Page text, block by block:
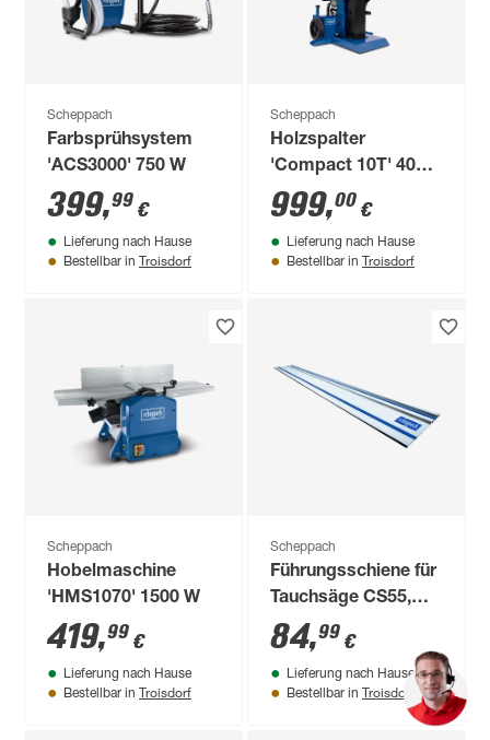
Scheppach
Farbsprühsystem
'ACS3000' 750 W
399,99 €
Lieferung nach Hause
Bestellbar in Troisdorf
Scheppach
Holzspalter
'Compact 10T' 400 V
3500 W
999,00 €
Lieferung nach Hause
Bestellbar in Troisdorf
Scheppach
Hobelmaschine
'HMS1070' 1500 W
419,99 €
Lieferung nach Hause
Bestellbar in Troisdorf
Scheppach
Führungsschiene für
Tauchsäge CS55,
PL75 und PL55
84,99 €
Lieferung nach Hause
Bestellbar in Troisdorf